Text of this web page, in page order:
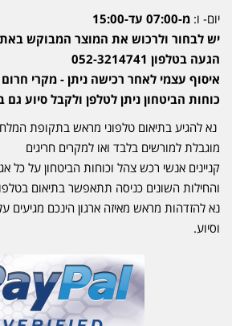
יום- ו: מ-07:00 עד-15:00
יש לבחור ולרכוש את המוצר המבוקש
הגעה בטלפון 052-3214741
איסוף עצמי לאחר רכישה ניתן - מקרי
כוחות הביטחון ניתן לטלפן ולקבל סיוע
נא להגיע בתיאום טלפוני מראש בתקופת
מוגבלת למורשים בלבד ואו למקרים חריגים
קניינים אנשי רכש צהל וכוחות הביטחון על כל
והחילות השונים כניסה תתאפשר בתיאום
נא להזדהות מראש מאיזה ארגון הינכם מגיעים
וסיוע.